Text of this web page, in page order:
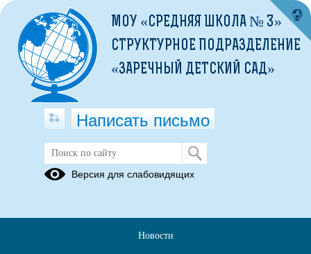
Музейное формирование
МОУ «СРЕДНЯЯ ШКОЛА № 3»
СТРУКТУРНОЕ ПОДРАЗДЕЛЕНИЕ
«ЗАРЕЧНЫЙ ДЕТСКИЙ САД»
Написать письмо
Версия для слабовидящих
Новости